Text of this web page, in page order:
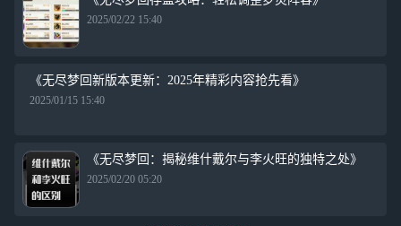
2025/02/22 15:40
《无尽梦回新版本更新：2025年精彩内容抢先看》
2025/01/15 15:40
《无尽梦回：揭秘维什戴尔与李火旺的独特之处》
2025/02/20 05:20